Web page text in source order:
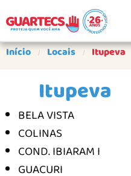
EMPRESA
SEJA UM PARCEIRO
PRODUTOS
CERCAS REMOVÍVEIS AR E A+A
CERCA DE SUPERFÍCIE AS
Início Locais Itupeva
Itupeva
BELA VISTA
COLINAS
COND. IBIARAM I
GUACURI